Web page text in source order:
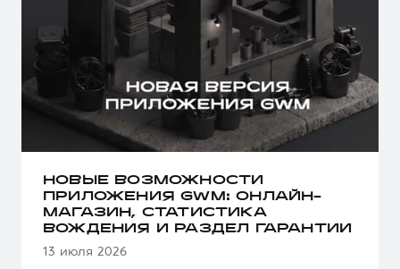
НОВЫЕ ВОЗМОЖНОСТИ
ПРИЛОЖЕНИЯ GWM: ОНЛАЙН-
МАГАЗИН, СТАТИСТИКА
ВОЖДЕНИЯ И РАЗДЕЛ ГАРАНТИИ
13 июля 2026